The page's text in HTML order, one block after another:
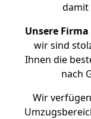
damit
Unsere
wir sind
Ihnen die
nach
Wir